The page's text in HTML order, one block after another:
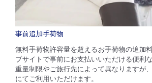
事前追加手荷物
無料手荷物許容量を超えるお手荷物の追加
ブサイトで事前にお支払いいただける便利
重量制限やご旅行先によって異なりますが
にてご利用いただけます。